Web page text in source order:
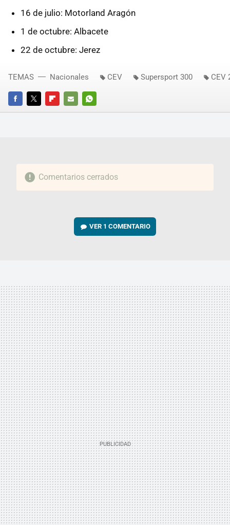
16 de julio: Motorland Aragón
1 de octubre: Albacete
22 de octubre: Jerez
FACEBOOKTWITTERFLIPBOARD
E-
WHATSAPP
TEMAS Nacionales CEV Supersport 300 CEV
Comentarios cerrados
VER 1 COMENTARIO